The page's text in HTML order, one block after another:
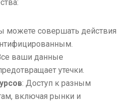
можете совершать действия
ваши данные
утечки.
: Доступ к разным
включая рынки и